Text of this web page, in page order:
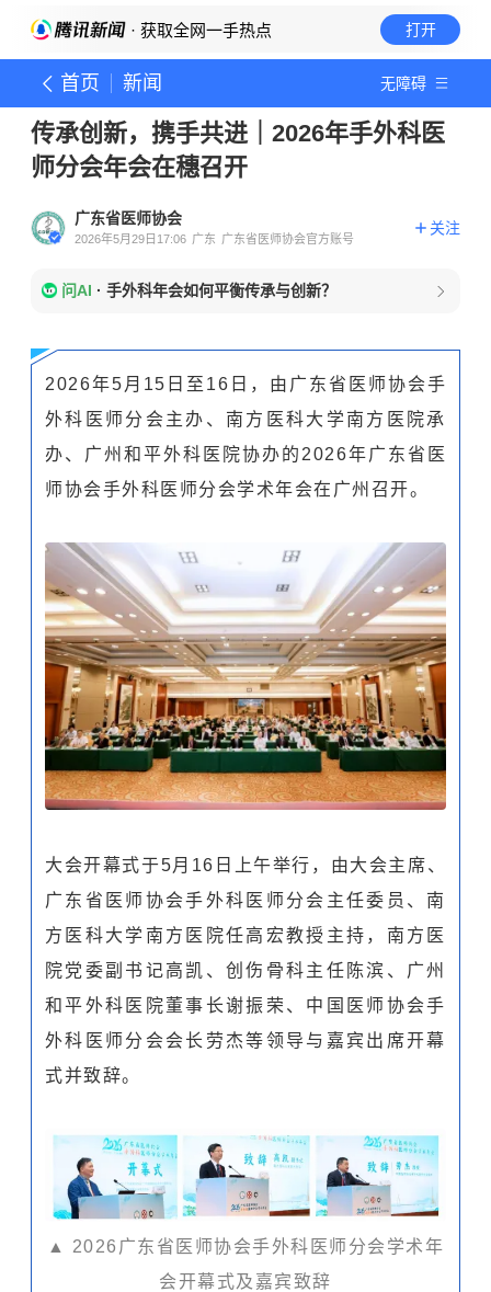
· 获取全网一手热点 打开
首页 新闻 无障碍
传承创新，携手共进｜2026年手外科医
师分会年会在穗召开
广东省医师协会
2026年5月29日17:06 广东 广东省医师协会官方账号
关注
问AI · 手外科年会如何平衡传承与创新？
2026年5月15日至16日，由广东省医师协会手
外科医师分会主办、南方医科大学南方医院承
办、广州和平外科医院协办的2026年广东省医
师协会手外科医师分会学术年会在广州召开。
大会开幕式于5月16日上午举行，由大会主席、
广东省医师协会手外科医师分会主任委员、南
方医科大学南方医院任高宏教授主持，南方医
院党委副书记高凯、创伤骨科主任陈滨、广州
和平外科医院董事长谢振荣、中国医师协会手
外科医师分会会长劳杰等领导与嘉宾出席开幕
式并致辞。
▲ 2026广东省医师协会手外科医师分会学术年
会开幕式及嘉宾致辞